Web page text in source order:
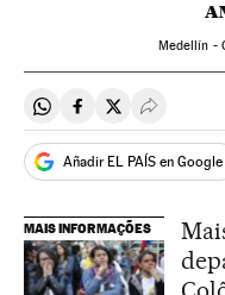
Medellín -
Compartir en Whatsapp
Compartir en
Compartir en
Añadir EL PAÍS en Google
MAIS INFORMAÇÕES